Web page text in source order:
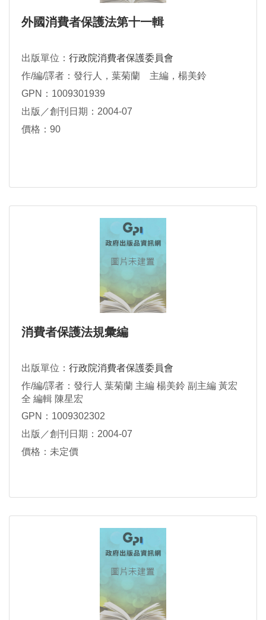
外國消費者保護法第十一輯
出版單位： 行政院消費者保護委員會
作/編/譯者：發行人，葉菊蘭 主編，楊美鈴
GPN：1009301939
出版／創刊日期：2004-07
價格：90
消費者保護法規彙編
出版單位： 行政院消費者保護委員會
作/編/譯者：發行人 葉菊蘭 主編 楊美鈴 副主編 黃宏
全 編輯 陳星宏
GPN：1009302302
出版／創刊日期：2004-07
價格：未定價